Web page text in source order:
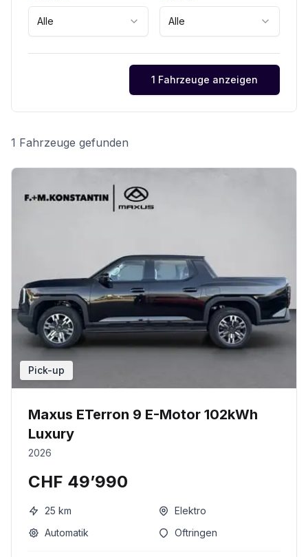
Alle Alle
1 Fahrzeuge anzeigen
1 Fahrzeuge gefunden
Pick-up
Maxus ETerron 9 E-Motor 102kWh
Luxury
2026
CHF 49’990
25 km
Elektro
Automatik
Oftringen